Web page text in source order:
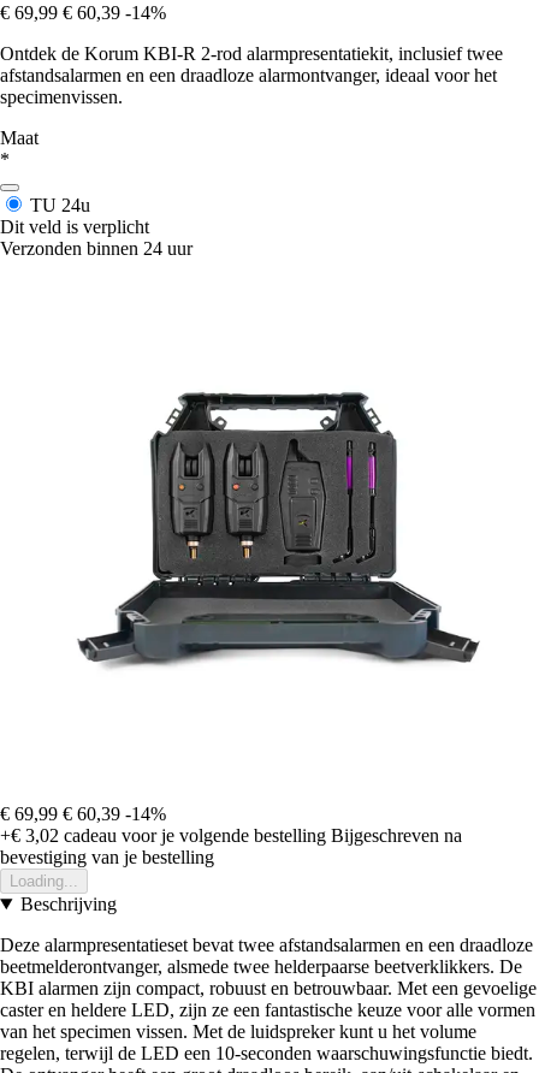
€ 69,99 € 60,39 -14%
Ontdek de Korum KBI-R 2-rod alarmpresentatiekit, inclusief twee
afstandsalarmen en een draadloze alarmontvanger, ideaal voor het
specimenvissen.
Maat
*
TU 24u
Dit veld is verplicht
Verzonden binnen 24 uur
€ 69,99 € 60,39 -14%
+€ 3,02 cadeau voor je volgende bestelling Bijgeschreven na
bevestiging van je bestelling
Loading...
Beschrijving
Deze alarmpresentatieset bevat twee afstandsalarmen en een draadloze
beetmelderontvanger, alsmede twee helderpaarse beetverklikkers. De
KBI alarmen zijn compact, robuust en betrouwbaar. Met een gevoelige
caster en heldere LED, zijn ze een fantastische keuze voor alle vormen
van het specimen vissen. Met de luidspreker kunt u het volume
regelen, terwijl de LED een 10-seconden waarschuwingsfunctie biedt.